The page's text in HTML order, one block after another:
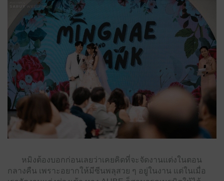
หมิงต้องบอกก่อนเลยว่าเคยคิดที่จะจัดงานแต่งในตอน
กลางคืน เพราะอยากให้มีซีนพลุสวย ๆ อยู่ในงาน แต่ในเมื่อ